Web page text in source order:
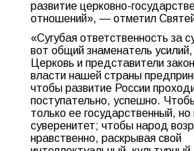
развитие церковно-
отношений», — отметил
«Сугубая ответственность за
вот общий знаменатель
Церковь и представители
власти нашей страны
чтобы развитие России
поступательно, успешно.
только ее государственный,
суверенитет; чтобы народ
нравственно, раскрывая свой